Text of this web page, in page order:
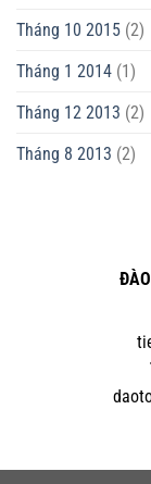
Tháng 10 2015 (2)
Tháng 1 2014 (1)
Tháng 12 2013 (2)
Tháng 8 2013 (2)